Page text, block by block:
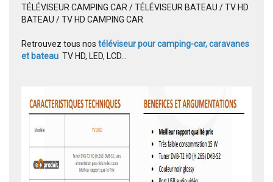
TÉLÉVISEUR CAMPING CAR / TÉLÉVISEUR BATEAU / TV HD
BATEAU / TV HD CAMPING CAR
Retrouvez tous nos téléviseur pour camping-car, caravanes
et bateau TV HD, LED, LCD...